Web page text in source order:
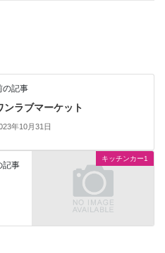
の記事
ンラブマーケット
年10月31日
キッチンカー1
記事